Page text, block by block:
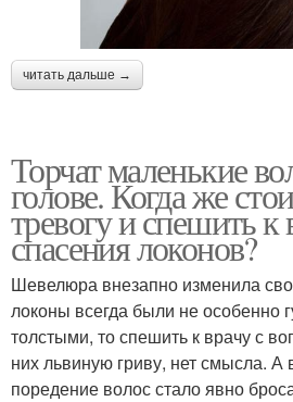
читать дальше →
Торчат маленькие
голове. Когда же
тревогу и спешить к
спасения локонов?
Шевелюра внезапно изменила
локоны всегда были не особенно
толстыми, то спешить к врачу с
них львиную гриву, нет смысла. А
поредение волос стало явно